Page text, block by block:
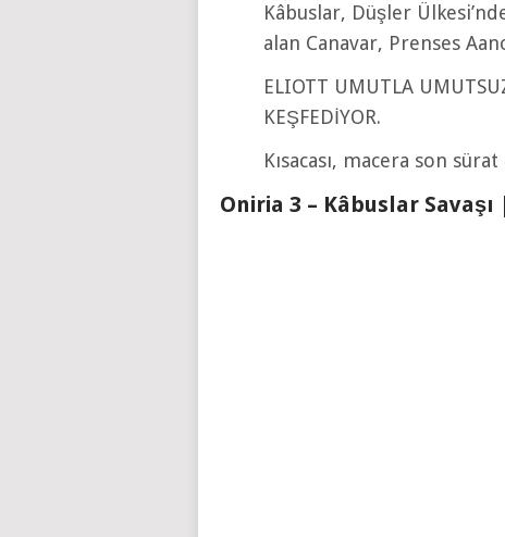
Kâbuslar, Düşler
alan Canavar, Prenses
ELIOTT UMUTLA
KEŞFEDİYOR.
Kısacası, macera son
Oniria 3 – Kâbuslar Savaşı